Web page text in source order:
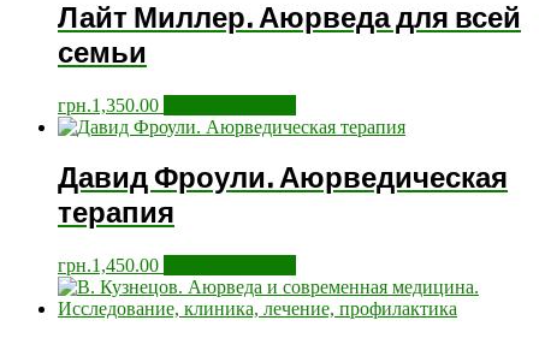
Лайт Миллер. Аюрведа для всей
семьи
грн.1,350.00
Давид Фроули. Аюрведическая
терапия
грн.1,450.00